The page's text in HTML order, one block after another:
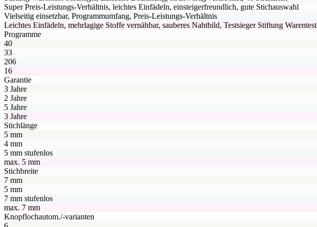
Super Preis-Leistungs-Verhältnis, leichtes Einfädeln, einsteigerfreundlich, gute Stichauswahl
Vielseitig einsetzbar, Programmumfang, Preis-Leistungs-Verhältnis
Leichtes Einfädeln, mehrlagige Stoffe vernähbar, sauberes Nahtbild, Testsieger Stiftung Warentest
Programme
40
33
206
16
Garantie
3 Jahre
2 Jahre
5 Jahre
3 Jahre
Stichlänge
5 mm
4 mm
5 mm stufenlos
max. 5 mm
Stichbreite
7 mm
5 mm
7 mm stufenlos
max. 7 mm
Knopflochautom./-varianten